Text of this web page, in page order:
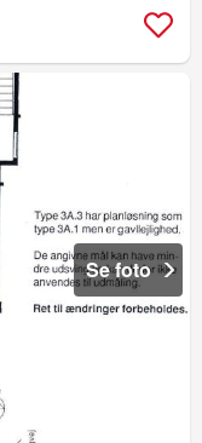
Se foto